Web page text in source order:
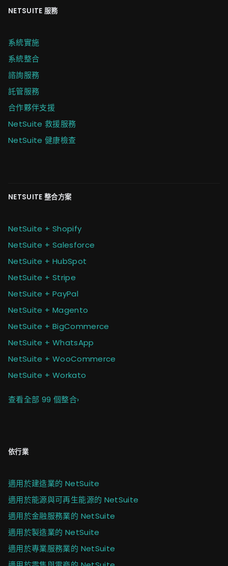
NETSUITE 服務
系統實施
系統整合
諮詢服務
託管服務
合作夥伴支援
NetSuite 救援服務
NetSuite 健康檢查
NETSUITE 整合方案
NetSuite + Shopify
NetSuite + Salesforce
NetSuite + HubSpot
NetSuite + Stripe
NetSuite + PayPal
NetSuite + Magento
NetSuite + BigCommerce
NetSuite + WhatsApp
NetSuite + WooCommerce
NetSuite + Workato
查看全部 99 個整合›
依行業
適用於建造業的 NetSuite
適用於能源與可再生能源的 NetSuite
適用於金融服務業的 NetSuite
適用於製造業的 NetSuite
適用於專業服務業的 NetSuite